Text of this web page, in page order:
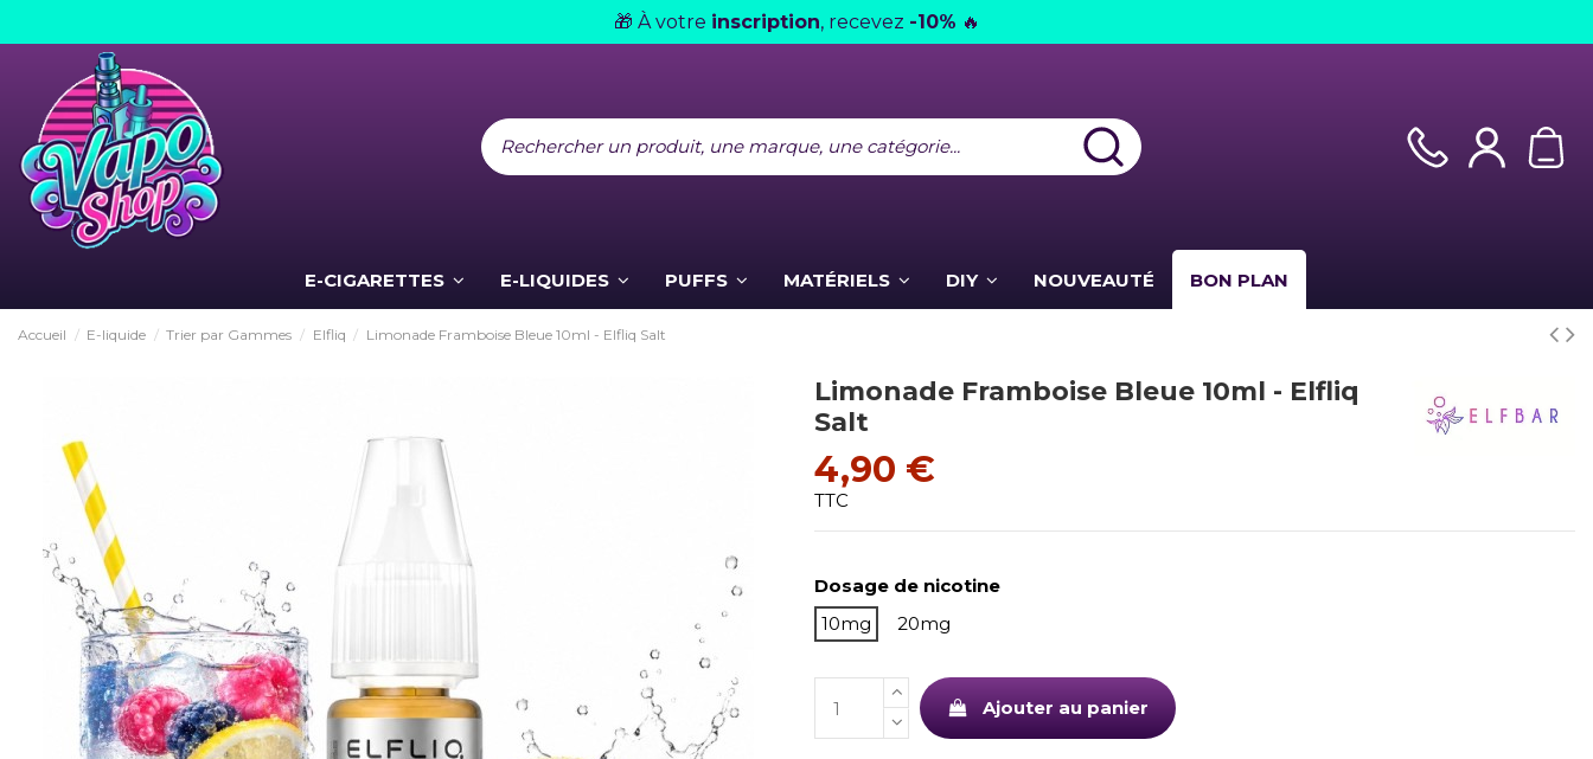
🎁 À votre inscription, recevez -10% 🔥
E-CIGARETTES E-LIQUIDES PUFFS MATÉRIELS DIY NOUVEAUTÉ BON PLAN
Accueil E-liquide Trier par Gammes Elfliq Limonade Framboise Bleue 10ml - Elfliq Salt
Limonade Framboise Bleue 10ml - Elfliq
Salt
4,90 €
TTC
Dosage de nicotine
10mg
20mg
Ajouter au panier